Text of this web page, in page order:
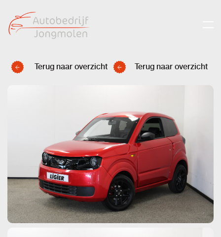
Terug naar overzicht Terug naar overzicht